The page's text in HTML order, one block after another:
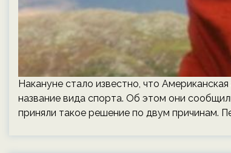
Накануне стало известно, что
название вида спорта. Об этом они
приняли такое решение по двум причинам.